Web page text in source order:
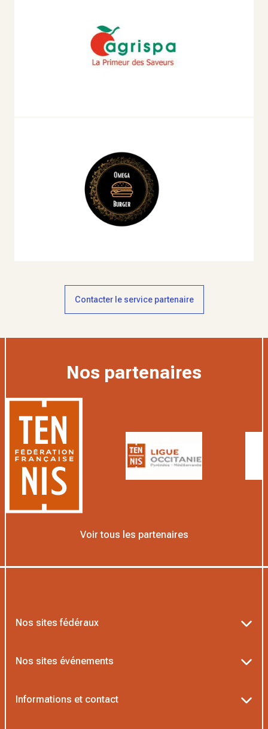
Contacter le service partenaire
Nos partenaires
Voir tous les partenaires
Nos sites fédéraux
Nos sites événements
Informations et contact